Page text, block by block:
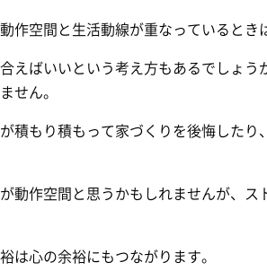
作空間と生活動線が重なっているとき
えばいいという考え方もあるでしょ
せん。
積もり積もって家づくりを後悔した
動作空間と思うかもしれませんが、
は心の余裕にもつながります。